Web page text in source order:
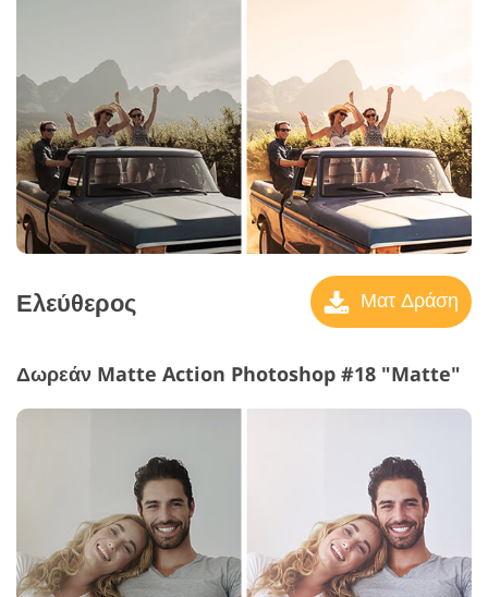
Ελεύθερος Ματ Δράση
Δωρεάν Matte Action Photoshop #18 "Matte"